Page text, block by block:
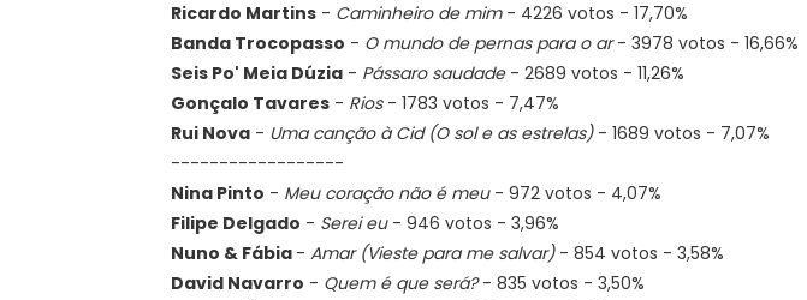
Ricardo Martins - Caminheiro de mim- 4226 votos - 17,70%
Banda Trocopasso - O mundo de pernas para o ar- 3978 votos - 16,66%
Seis Po' Meia Dúzia - Pássaro saudade- 2689 votos - 11,26%
Gonçalo Tavares - Rios- 1783 votos - 7,47%
Rui Nova - Uma canção à Cid (O sol e as estrelas) - 1689 votos - 7,07%
------------------
Nina Pinto - Meu coração não é meu- 972 votos - 4,07%
Filipe Delgado - Serei eu- 946 votos - 3,96%
Nuno & Fábia - Amar (Vieste para me salvar)- 854 votos - 3,58%
David Navarro - Quem é que será?- 835 votos - 3,50%